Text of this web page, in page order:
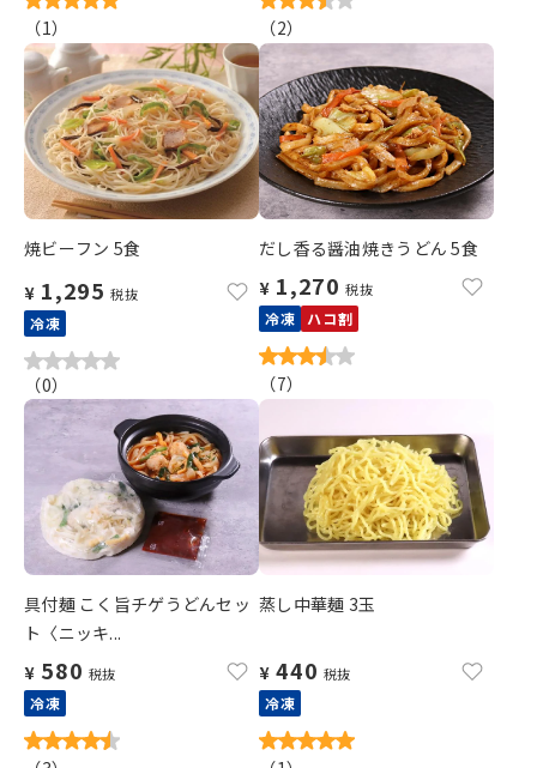
（1） （2）
焼ビーフン 5食
¥ 1,295 税抜
冷凍
（0）
だし香る醤油焼きうどん 5食
¥ 1,270 税抜
冷凍 ハコ割
（7）
具付麺 こく旨チゲうどんセッ
ト〈ニッキ...
¥ 580 税抜
冷凍
蒸し中華麺 3玉
¥ 440 税抜
冷凍